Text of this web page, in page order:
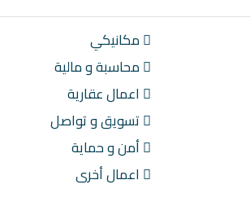
مكانيكي
محاسبة و مالية
اعمال عقارية
تسويق و تواصل
أمن و حماية
اعمال أخرى